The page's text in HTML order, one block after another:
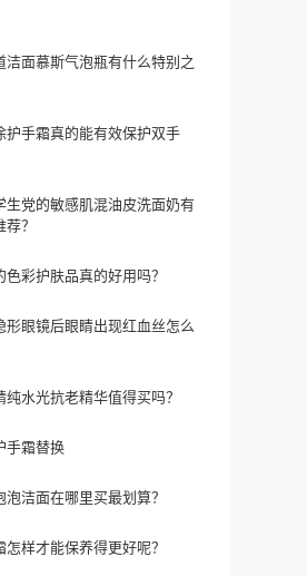
洁面慕斯气泡瓶有什么特别之
护手霜真的能有效保护双手
生党的敏感肌混油皮洗面奶有
？
色彩护肤品真的好用吗？
形眼镜后眼睛出现红血丝怎么
纯水光抗老精华值得买吗？
手霜替换
泡洁面在哪里买最划算？
怎样才能保养得更好呢？